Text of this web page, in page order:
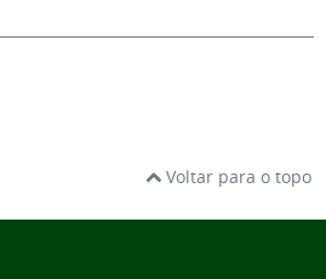
Voltar para o topo